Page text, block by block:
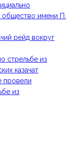
общество имени П.
рейд вокруг
стрельбе из
казачат
провели
из